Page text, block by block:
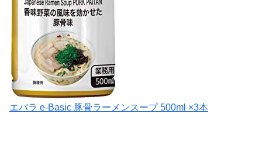
エバラ e-Basic 豚骨ラーメンスープ 500ml ×3本